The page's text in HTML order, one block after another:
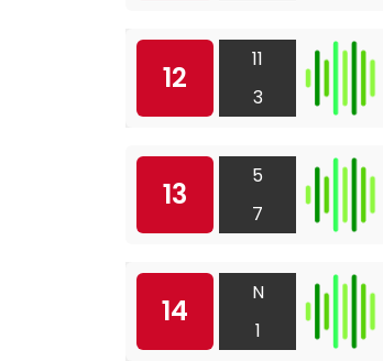
12
11
3
13
5
7
14
N
1